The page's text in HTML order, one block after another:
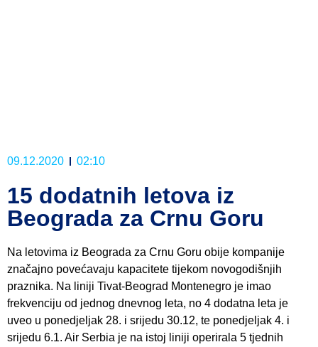
09.12.2020 02:10
15 dodatnih letova iz
Beograda za Crnu Goru
Na letovima iz Beograda za Crnu Goru obije kompanije
značajno povećavaju kapacitete tijekom novogodišnjih
praznika. Na liniji Tivat-Beograd Montenegro je imao
frekvenciju od jednog dnevnog leta, no 4 dodatna leta je
uveo u ponedjeljak 28. i srijedu 30.12, te ponedjeljak 4. i
srijedu 6.1. Air Serbia je na istoj liniji operirala 5 tjednih